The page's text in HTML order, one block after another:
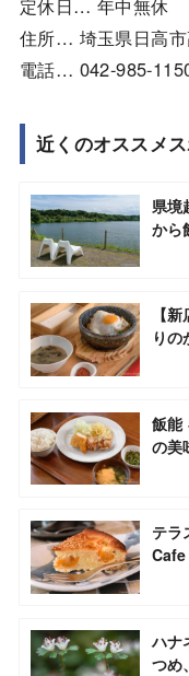
定休日… 年中無休
住所… 埼玉県日高
電話… 042-985-
近くのオススメ
県境
から
【
り
飯能
の美
テラ
Cafe
ハナ
つめ